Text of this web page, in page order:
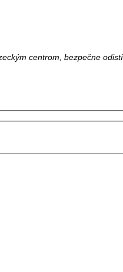
centrom, bezpečne